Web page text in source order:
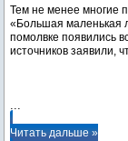
Тем не менее многие
«Большая маленькая
помолвке появились
источников заявили,
...
Читать дальше »